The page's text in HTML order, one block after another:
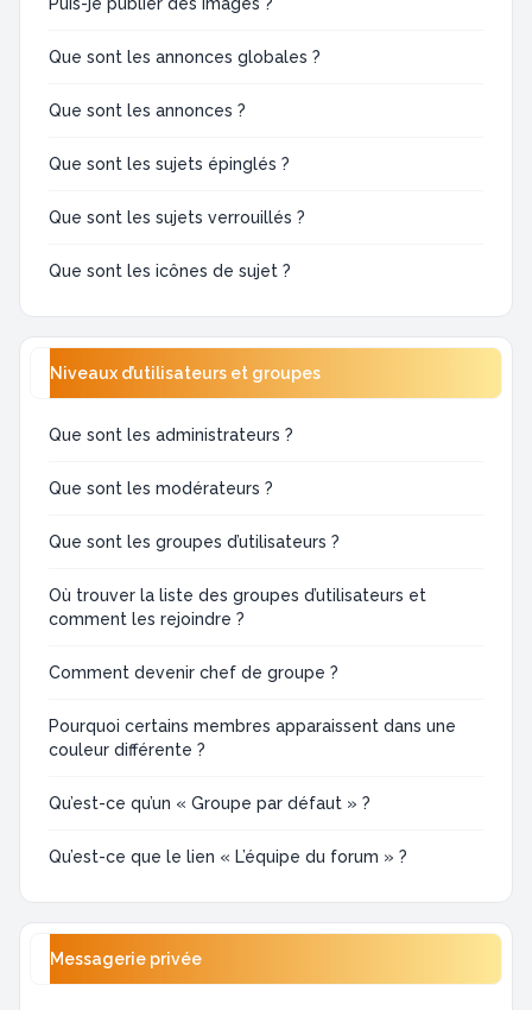
Que sont les annonces globales ?
Que sont les annonces ?
Que sont les sujets épinglés ?
Que sont les sujets verrouillés ?
Que sont les icônes de sujet ?
Niveaux d’utilisateurs et groupes
Que sont les administrateurs ?
Que sont les modérateurs ?
Que sont les groupes d’utilisateurs ?
Où trouver la liste des groupes d’utilisateurs et
comment les rejoindre ?
Comment devenir chef de groupe ?
Pourquoi certains membres apparaissent dans une
couleur différente ?
Qu’est-ce qu’un « Groupe par défaut » ?
Qu’est-ce que le lien « L’équipe du forum » ?
Messagerie privée